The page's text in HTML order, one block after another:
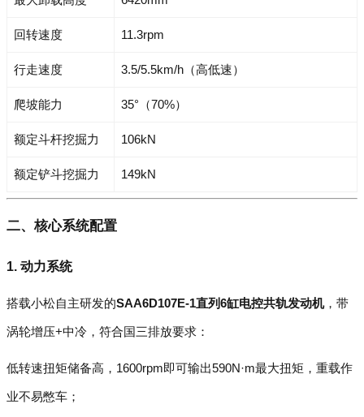
回转速度 11.3rpm
行走速度 3.5/5.5km/h（高低速）
爬坡能力 35°（70%）
额定斗杆挖掘力 106kN
额定铲斗挖掘力 149kN
二、核心系统配置
1. 动力系统
搭载小松自主研发的SAA6D107E-1直列6缸电控共轨发动机，带
涡轮增压+中冷，符合国三排放要求：
低转速扭矩储备高，1600rpm即可输出590N·m最大扭矩，重载作
业不易憋车；